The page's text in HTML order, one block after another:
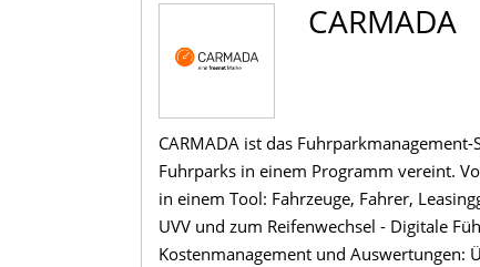
CARMADA
CARMADA ist das
Fuhrparks in einem Programm vereint.
in einem Tool: Fahrzeuge, Fahrer,
UVV und zum Reifenwechsel - Digitale
Kostenmanagement und Auswertungen: